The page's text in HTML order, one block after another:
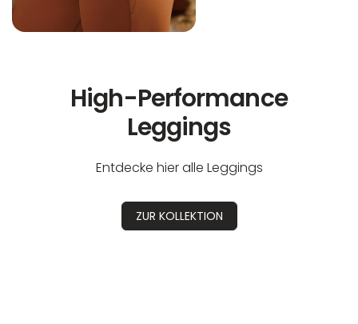
High-Performance
Leggings
Entdecke hier alle Leggings
ZUR KOLLEKTION